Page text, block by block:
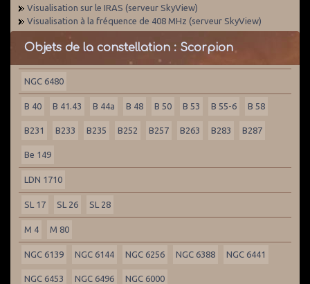
Visualisation sur le IRAS (serveur SkyView)
Visualisation à la fréquence de 408 MHz (serveur SkyView)
Objets de la constellation : Scorpion
NGC 6480
B 40 B 41.43 B 44a B 48 B 50 B 53 B 55-6 B 58
B231 B233 B235 B252 B257 B263 B283 B287
Be 149
LDN 1710
SL 17 SL 26 SL 28
M 4 M 80
NGC 6139 NGC 6144 NGC 6256 NGC 6388 NGC 6441
NGC 6453 NGC 6496 NGC 6000